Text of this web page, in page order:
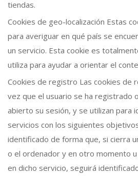
tiendas.
Cookies de geo-localización Estas
para averiguar en qué país se
un servicio. Esta cookie es
utiliza para ayudar a orientar el
Cookies de registro Las cookies de
vez que el usuario se ha registrado
abierto su sesión, y se utilizan para
servicios con los siguientes
identificado de forma que, si cierra
o el ordenador y en otro momento
en dicho servicio, seguirá